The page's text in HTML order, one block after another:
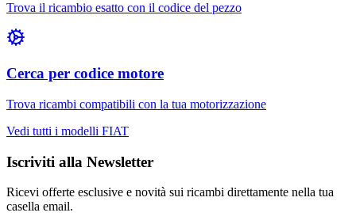
Trova il ricambio esatto con il codice del pezzo
Cerca per codice motore
Trova ricambi compatibili con la tua motorizzazione
Vedi tutti i modelli FIAT
Iscriviti alla Newsletter
Ricevi offerte esclusive e novità sui ricambi direttamente nella tua
casella email.